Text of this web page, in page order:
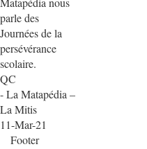
parle des
Journées de la
persévérance
scolaire.
QC
- La Matapédia –
La Mitis
11-Mar-21
Footer